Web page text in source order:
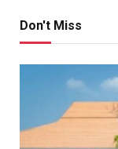
Don't Miss